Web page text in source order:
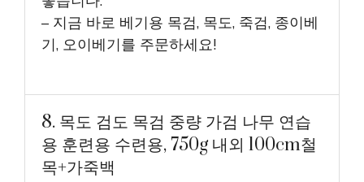
– 지금 바로 베기용 목검, 목도, 죽검, 종이베
기, 오이베기를 주문하세요!
8. 목도 검도 목검 중량 가검 나무 연습
용 훈련용 수련용, 750g 내외 100cm철
목+가죽백